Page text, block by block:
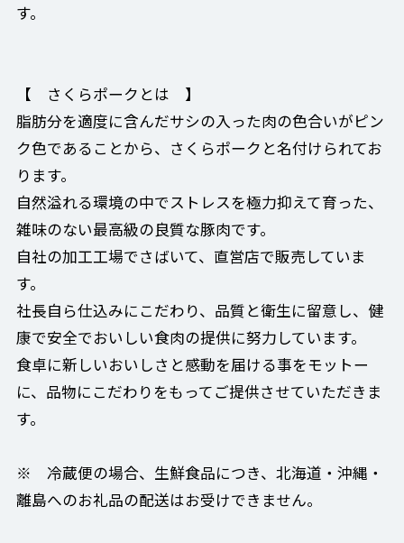
す。
【 さくらポークとは 】
脂肪分を適度に含んだサシの入った肉の色合いがピン
ク色であることから、さくらポークと名付けられてお
ります。
自然溢れる環境の中でストレスを極力抑えて育った、
雑味のない最高級の良質な豚肉です。
自社の加工工場でさばいて、直営店で販売していま
す。
社長自ら仕込みにこだわり、品質と衛生に留意し、健
康で安全でおいしい食肉の提供に努力しています。
食卓に新しいおいしさと感動を届ける事をモットー
に、品物にこだわりをもってご提供させていただきま
す。
※ 冷蔵便の場合、生鮮食品につき、北海道・沖縄・
離島へのお礼品の配送はお受けできません。